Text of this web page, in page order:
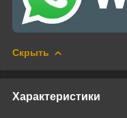
Скрыть
Характеристики